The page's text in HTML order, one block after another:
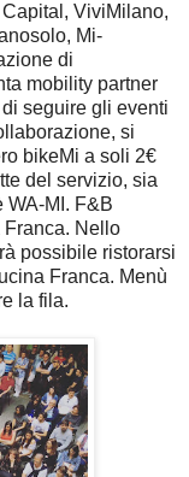
ViviMilano,
Mi-
di
mobility partner
seguire gli eventi
si
bikeMi a soli 2€
del servizio, sia
WA-MI. F&B
Franca. Nello
possibile ristorarsi
Franca. Menù
la fila.